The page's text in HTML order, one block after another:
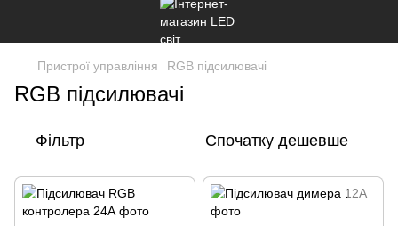
Пристрої управління RGB підсилювачі
RGB підсилювачі
Фільтр Спочатку дешевше